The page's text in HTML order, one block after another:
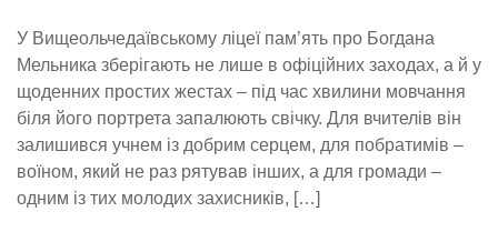
У Вищеольчедаївському ліцеї пам’ять про Богдана
Мельника зберігають не лише в офіційних заходах, а й у
щоденних простих жестах – під час хвилини мовчання
біля його портрета запалюють свічку. Для вчителів він
залишився учнем із добрим серцем, для побратимів –
воїном, який не раз рятував інших, а для громади –
одним із тих молодих захисників, […]